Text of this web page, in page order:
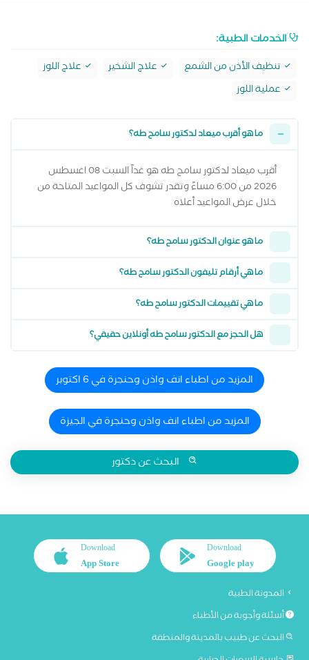
الخدمات الطبية:
تنظيف الأذن من الشمع علاج الشخير
علاج اللوز
عملية اللوز
ما هو أقرب ميعاد لدكتور سامح طه؟
أقرب ميعاد لدكتور سامح طه هو غداً السبت 08 اغسطس
2026 من 6:00 مساءً وتقدر تشوف كل المواعيد المتاحة من
خلال عرض المواعيد أعلاه
ما هو عنوان الدكتور سامح طه؟
ما هي أرقام تليفون الدكتور سامح طه؟
ما هي تقييمات الدكتور سامح طه؟
هل الحجز مع الدكتور سامح طه أونلاين حقيقي؟
المزيد من اطباء انف واذن وحنجرة في 6 اكتوبر
المزيد من اطباء انف واذن وحنجرة في الجيزة
البحث عن دكتور
Download
Google play
Download
App Store
المدونة الطبية
أسئلة وأجوبة من الأطباء
البحث عن طبيب بالمدينة والمنطقة